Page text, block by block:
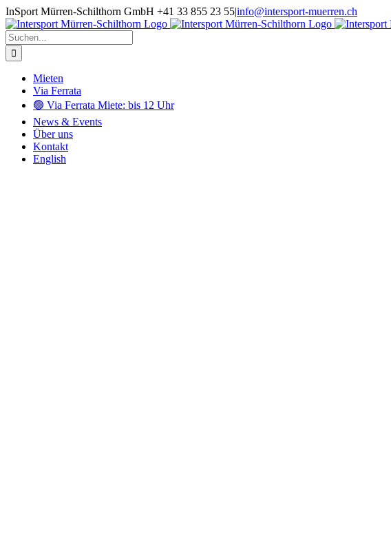
Zum
Inhalt
springen
InSport Mürren-Schilthorn GmbH +41 33 855 23 55|info@intersport-muerren.ch
Suche
nach:
Mieten
Via Ferrata
🟢 Via Ferrata Miete: bis 12 Uhr
News & Events
Über uns
Kontakt
English